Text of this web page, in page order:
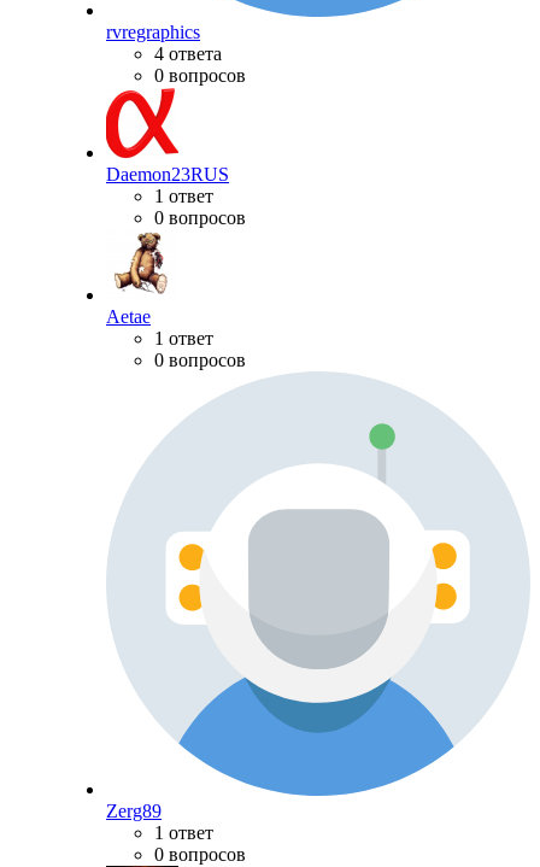
rvregraphics
4 ответа
0 вопросов
Daemon23RUS
1 ответ
0 вопросов
Aetae
1 ответ
0 вопросов
Zerg89
1 ответ
0 вопросов